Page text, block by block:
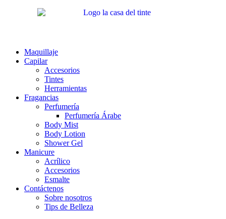
Maquillaje
Capilar
Accesorios
Tintes
Herramientas
Fragancias
Perfumería
Perfumería Árabe
Body Mist
Body Lotion
Shower Gel
Manicure
Acrílico
Accesorios
Esmalte
Contáctenos
Sobre nosotros
Tips de Belleza